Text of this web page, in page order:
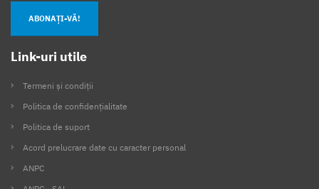
ABONAȚI-VĂ!
Link-uri utile
Termeni și condiții
Politica de confidențialitate
Politica de suport
Acord prelucrare date cu caracter personal
ANPC